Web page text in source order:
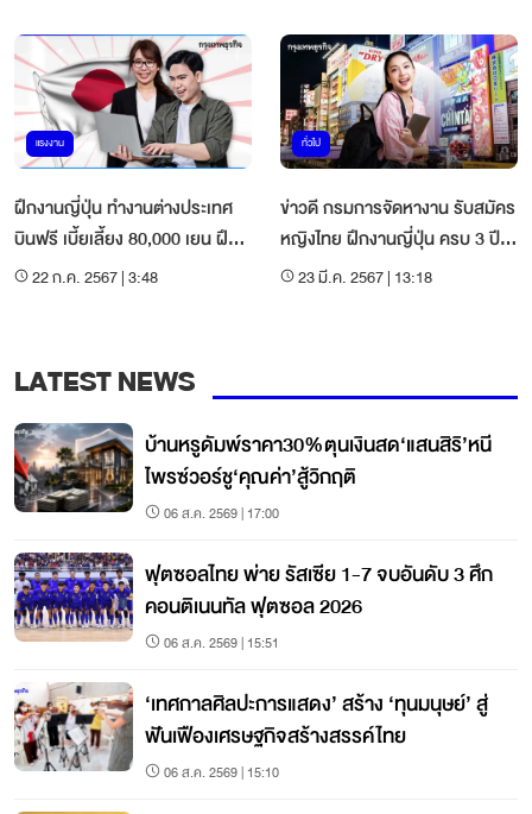
แรงงาน
ฝึกงานญี่ปุ่น ทำงานต่างประเทศ
บินฟรี เบี้ยเลี้ยง 80,000 เยน ฝึก
จบ จ่าย 6 แสนเยน
22 ก.ค. 2567 | 3:48
ทั่วไป
ข่าวดี กรมการจัดหางาน รับสมัคร
หญิงไทย ฝึกงานญี่ปุ่น ครบ 3 ปี
รับเงินเพิ่ม 1.4 แสน
23 มี.ค. 2567 | 13:18
LATEST NEWS
บ้านหรูดัมพ์ราคา30%ตุนเงินสด‘แสนสิริ’หนี
ไพรซ์วอร์ชู‘คุณค่า’สู้วิกฤติ
06 ส.ค. 2569 | 17:00
ฟุตซอลไทย พ่าย รัสเซีย 1-7 จบอันดับ 3 ศึก
คอนติเนนทัล ฟุตซอล 2026
06 ส.ค. 2569 | 15:51
‘เทศกาลศิลปะการแสดง’ สร้าง ‘ทุนมนุษย์’ สู่
ฟันเฟืองเศรษฐกิจสร้างสรรค์ไทย
06 ส.ค. 2569 | 15:10